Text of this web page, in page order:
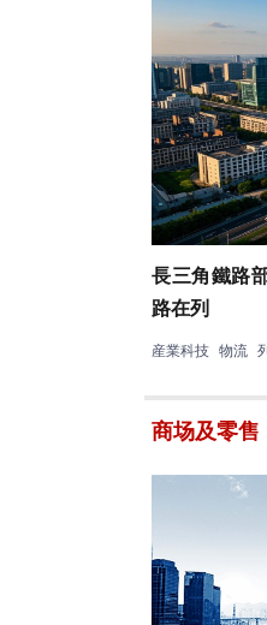
長三角鐵路
路在列
産業科技 物流
商场及零售